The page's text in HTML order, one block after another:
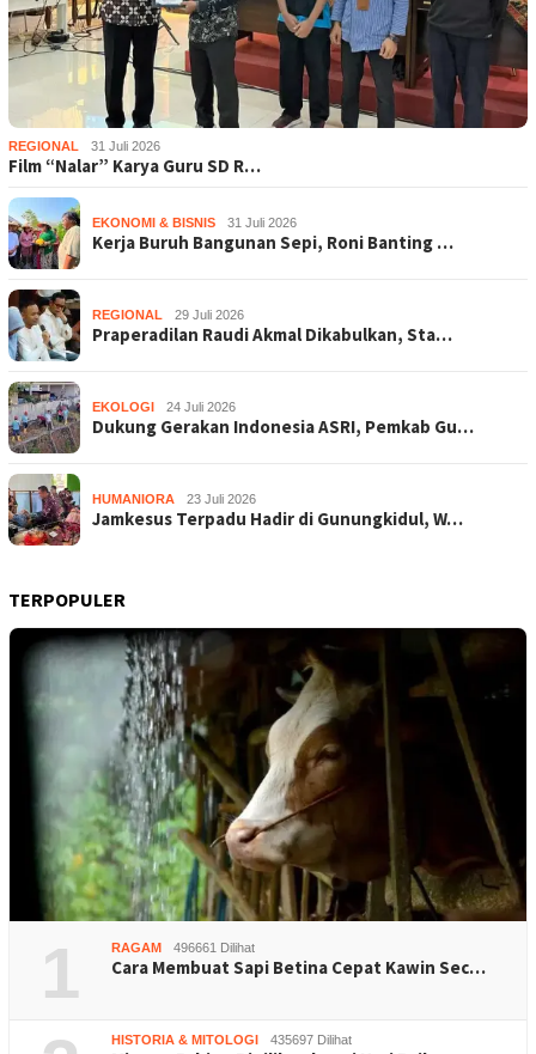
REGIONAL 31 Juli 2026
Film “Nalar” Karya Guru SD R…
EKONOMI & BISNIS 31 Juli 2026
Kerja Buruh Bangunan Sepi, Roni Banting …
REGIONAL 29 Juli 2026
Praperadilan Raudi Akmal Dikabulkan, Sta…
EKOLOGI 24 Juli 2026
Dukung Gerakan Indonesia ASRI, Pemkab Gu…
HUMANIORA 23 Juli 2026
Jamkesus Terpadu Hadir di Gunungkidul, W…
TERPOPULER
1 RAGAM 496661 Dilihat
Cara Membuat Sapi Betina Cepat Kawin Sec…
HISTORIA & MITOLOGI 435697 Dilihat